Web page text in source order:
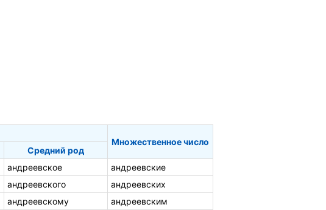
Множественное число
Средний род
андреевское
андреевские
андреевского
андреевских
андреевскому андреевским